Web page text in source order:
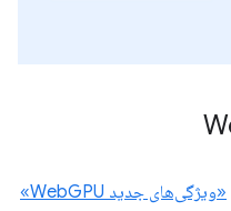
«ویژگی‌های جدید WebGPU»